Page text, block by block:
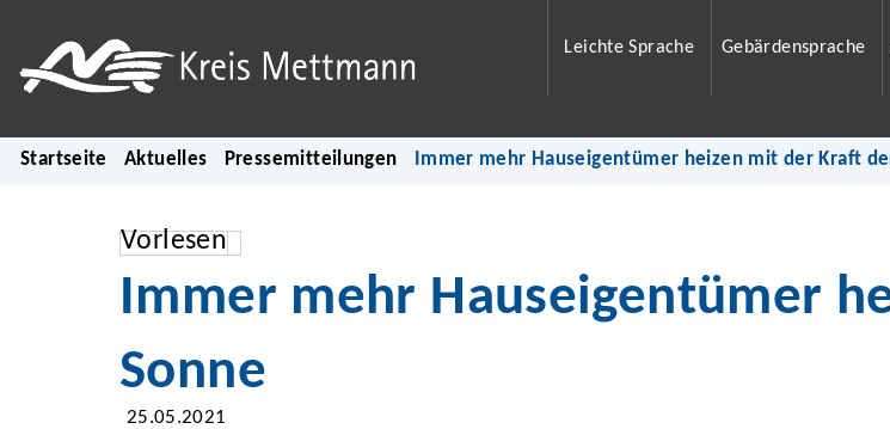
Leichte Sprache Gebärdensprache
Startseite Aktuelles Pressemitteilungen Immer mehr Hauseigentümer heizen mit der Kraft
Vorlesen
Immer mehr Hauseigentümer
Sonne
25.05.2021